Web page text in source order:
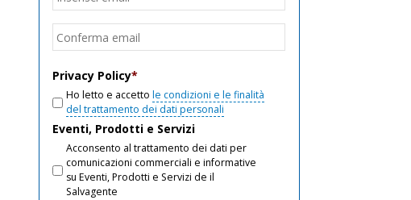
Privacy Policy*
Ho letto e accetto le condizioni e le finalità
del trattamento dei dati personali
Eventi, Prodotti e Servizi
Acconsento al trattamento dei dati per
comunicazioni commerciali e informative
su Eventi, Prodotti e Servizi de il
Salvagente